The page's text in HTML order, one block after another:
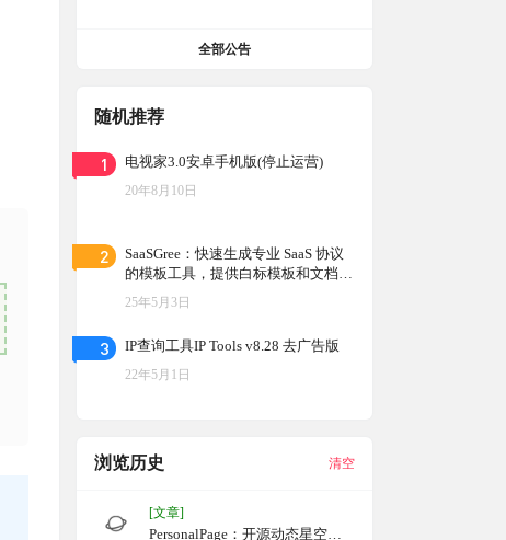
全部公告
随机推荐
1 电视家3.0安卓手机版(停止运营)
20年8月10日
2
SaaSGree：快速生成专业 SaaS 协议
的模板工具，提供白标模板和文档构
建器，帮助用户在五分钟内创建定制
化的 SaaS 协议
25年5月3日
3 IP查询工具IP Tools v8.28 去广告版
22年5月1日
浏览历史 清空
[文章]
PersonalPage：开源动态星空背